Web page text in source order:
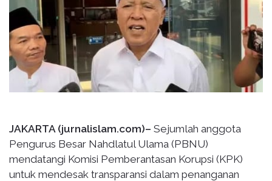
JAKARTA (jurnalislam.com)– Sejumlah anggota
Pengurus Besar Nahdlatul Ulama (PBNU)
mendatangi Komisi Pemberantasan Korupsi (KPK)
untuk mendesak transparansi dalam penanganan